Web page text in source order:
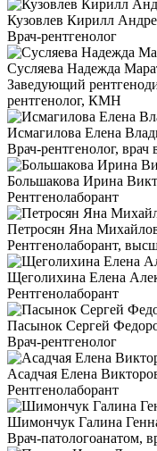
Кузовлев Кирилл
Врач-рентгенолог
Сусляева Надежда
Заведующий
рентгенолог, КМН
Исмагилова Елена
Врач-рентгенолог,
Большакова Ирина
Рентгенолаборант
Петросян Яна
Рентгенолаборант,
Щеголихина Елена
Рентгенолаборант
Пасынок Сергей
Врач-рентгенолог
Асадчая Елена
Рентгенолаборант
Шимончук Галина
Врач-патологоанатом,